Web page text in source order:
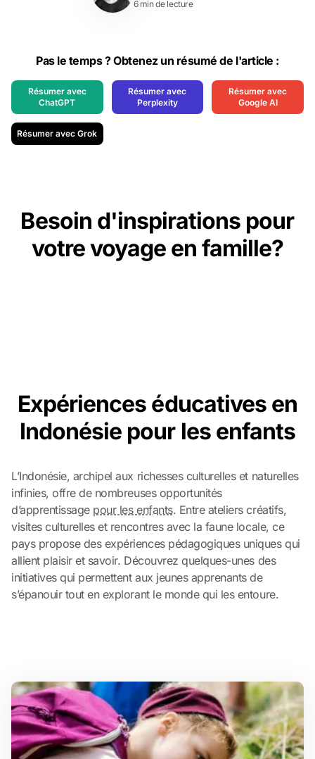
Besoin d'inspirations pour
votre voyage en famille?
Expériences éducatives en
Indonésie pour les enfants
L’Indonésie, archipel aux richesses culturelles et naturelles
infinies, offre de nombreuses opportunités
d’apprentissage pour les enfants. Entre ateliers créatifs,
visites culturelles et rencontres avec la faune locale, ce
pays propose des expériences pédagogiques uniques qui
allient plaisir et savoir. Découvrez quelques-unes des
initiatives qui permettent aux jeunes apprenants de
s’épanouir tout en explorant le monde qui les entoure.
6 min de lecture
Pas le temps ? Obtenez un résumé de l'article :
Résumer avec
ChatGPT
Résumer avec
Perplexity
Résumer avec
Google AI
Résumer avec Grok